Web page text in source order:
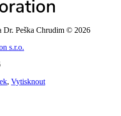
Dr. Peška Chrudim © 2026
s.r.o.
, Vytisknout